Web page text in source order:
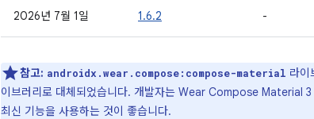
2026년 7월 1일 1.6.2 -
참고: androidx.wear.compose:compose-material 라이
이브러리로 대체되었습니다. 개발자는 Wear Compose Material 3
최신 기능을 사용하는 것이 좋습니다.